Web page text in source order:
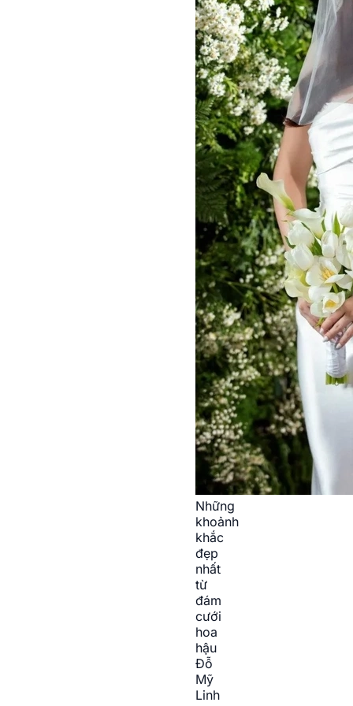
Những
khoảnh
khắc
đẹp
nhất
từ
đám
cưới
hoa
hậu
Đỗ
Mỹ
Linh